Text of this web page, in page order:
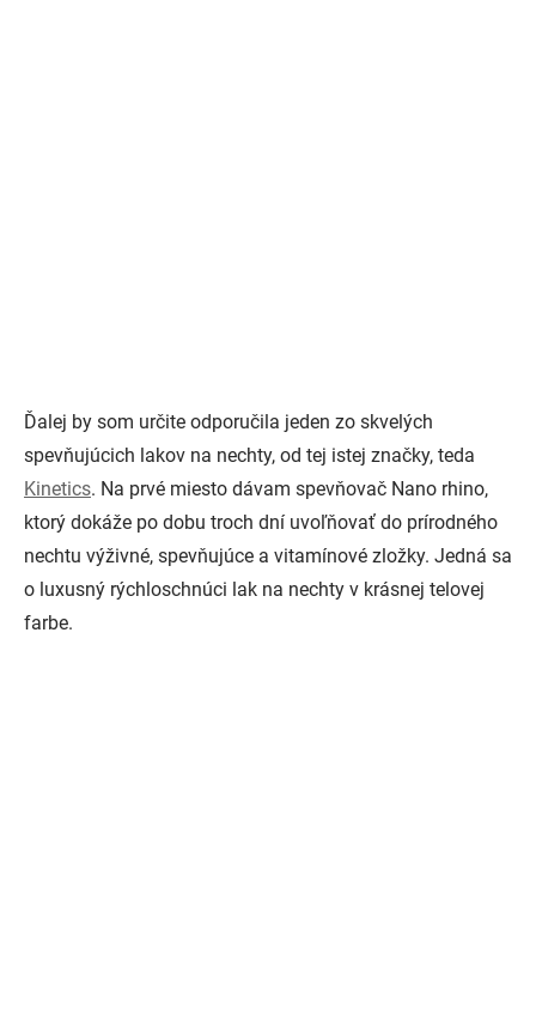
Ďalej by som určite odporučila jeden zo skvelých
spevňujúcich lakov na nechty, od tej istej značky, teda
Kinetics. Na prvé miesto dávam spevňovač Nano rhino,
ktorý dokáže po dobu troch dní uvoľňovať do prírodného
nechtu výživné, spevňujúce a vitamínové zložky. Jedná sa
o luxusný rýchloschnúci lak na nechty v krásnej telovej
farbe.